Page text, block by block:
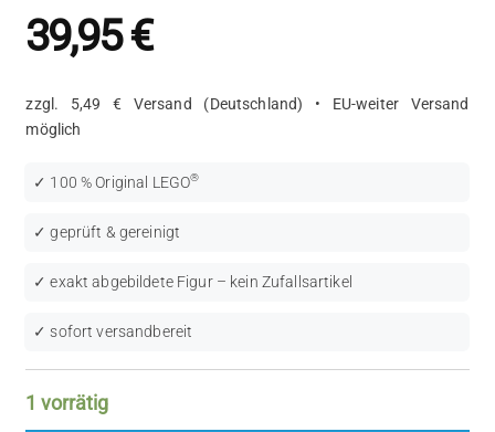
39,95€
zzgl. 5,49 € Versand (Deutschland) • EU-weiter Versand
möglich
✓ 100 % Original LEGO®
✓ geprüft & gereinigt
✓ exakt abgebildete Figur – kein Zufallsartikel
✓ sofort versandbereit
1 vorrätig